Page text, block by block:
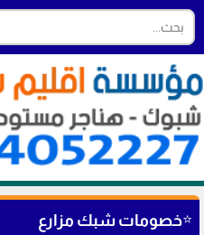
⭐خصومات شبك مزارع